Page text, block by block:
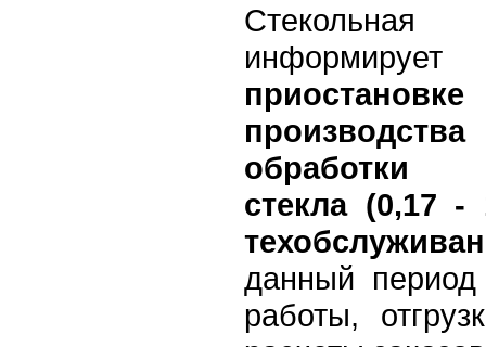
Стекольная
обработки
стекла (0,17
данный период
работы,